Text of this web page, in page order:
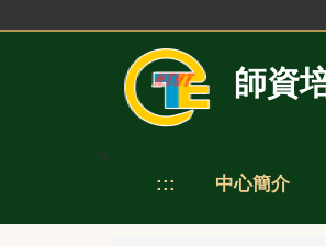
師資
::: 中心簡介
%